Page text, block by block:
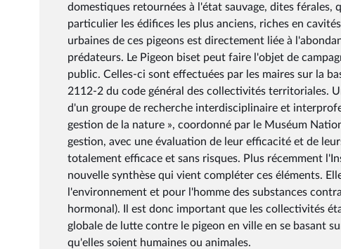
domestiques retournées à l'état sauvage, dites
particulier les édifices les plus anciens, riches en
urbaines de ces pigeons est directement liée à
prédateurs. Le Pigeon biset peut faire l'objet de
public. Celles-ci sont effectuées par les maires sur la
2112-2 du code général des collectivités territoriales.
d'un groupe de recherche interdisciplinaire et
gestion de la nature », coordonné par le Muséum
gestion, avec une évaluation de leur efficacité et de
totalement efficace et sans risques. Plus récemment
nouvelle synthèse qui vient compléter ces éléments.
l'environnement et pour l'homme des substances
hormonal). Il est donc important que les collectivités
globale de lutte contre le pigeon en ville en se basant
qu'elles soient humaines ou animales.